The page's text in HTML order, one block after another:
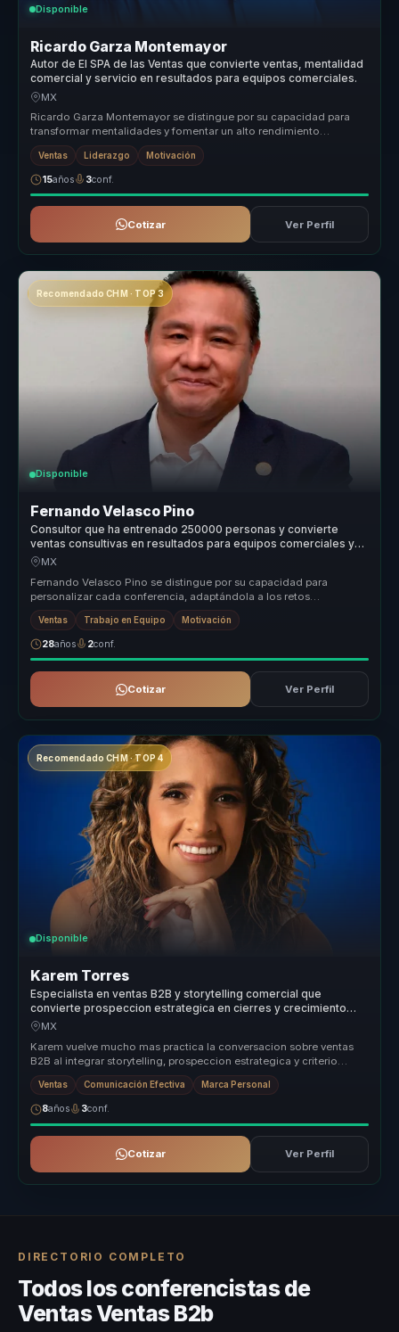
Disponible
Ricardo Garza Montemayor
Autor de El SPA de las Ventas que convierte ventas, mentalidad
comercial y servicio en resultados para equipos comerciales.
MX
Ricardo Garza Montemayor se distingue por su capacidad para
transformar mentalidades y fomentar un alto rendimiento
sostenido en las orga...
Ventas Liderazgo Motivación
15años 3conf.
Cotizar Ver Perfil
Recomendado CHM · TOP 3
Disponible
Fernando Velasco Pino
Consultor que ha entrenado 250000 personas y convierte
ventas consultivas en resultados para equipos comerciales y
lideres.
MX
Fernando Velasco Pino se distingue por su capacidad para
personalizar cada conferencia, adaptándola a los retos
específicos de cada empre...
Ventas Trabajo en Equipo Motivación
28años 2conf.
Cotizar Ver Perfil
Recomendado CHM · TOP 4
Disponible
Karem Torres
Especialista en ventas B2B y storytelling comercial que
convierte prospeccion estrategica en cierres y crecimiento
para equipos comerciales.
MX
Karem vuelve mucho mas practica la conversacion sobre ventas
B2B al integrar storytelling, prospeccion estrategica y criterio
comercial e...
Ventas Comunicación Efectiva Marca Personal
8años 3conf.
Cotizar Ver Perfil
DIRECTORIO COMPLETO
Todos los conferencistas de
Ventas Ventas B2b